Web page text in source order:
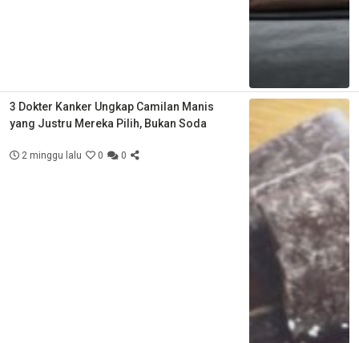
3 Dokter Kanker Ungkap Camilan Manis
yang Justru Mereka Pilih, Bukan Soda
2 minggu lalu 0 0